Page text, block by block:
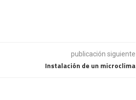
publicación siguiente
Instalación de un microclima